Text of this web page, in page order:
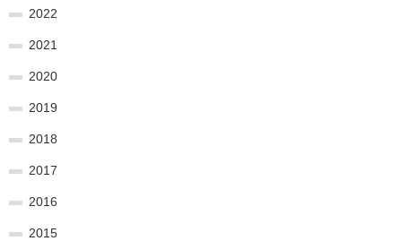
2022
2021
2020
2019
2018
2017
2016
2015